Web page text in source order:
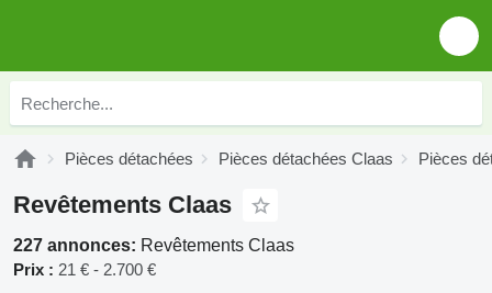
Pièces détachées Pièces détachées Claas Pièces
Revêtements Claas
227 annonces: Revêtements Claas
Prix : 21 € - 2.700 €